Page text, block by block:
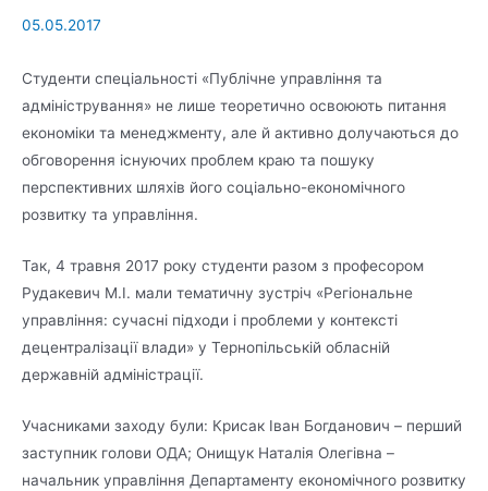
05.05.2017
Студенти спеціальності «Публічне управління та
адміністрування» не лише теоретично освоюють питання
економіки та менеджменту, але й активно долучаються до
обговорення існуючих проблем краю та пошуку
перспективних шляхів його соціально-економічного
розвитку та управління.
Так, 4 травня 2017 року студенти разом з професором
Рудакевич М.І. мали тематичну зустріч «Регіональне
управління: сучасні підходи і проблеми у контексті
децентралізації влади» у Тернопільській обласній
державній адміністрації.
Учасниками заходу були: Крисак Іван Богданович – перший
заступник голови ОДА; Онищук Наталія Олегівна –
начальник управління Департаменту економічного розвитку